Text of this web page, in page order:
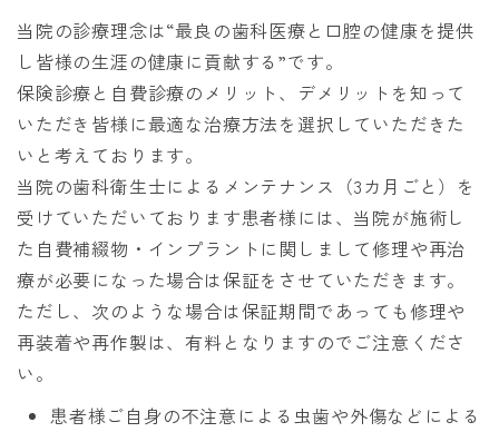
当院の診療理念は“最良の歯科医療と口腔の健康を提供
し皆様の生涯の健康に貢献する”です。
保険診療と自費診療のメリット、デメリットを知って
いただき皆様に最適な治療方法を選択していただきた
いと考えております。
当院の歯科衛生士によるメンテナンス（3カ月ごと）を
受けていただいております患者様には、当院が施術し
た自費補綴物・インプラントに関しまして修理や再治
療が必要になった場合は保証をさせていただきます。
ただし、次のような場合は保証期間であっても修理や
再装着や再作製は、有料となりますのでご注意くださ
い。
患者様ご自身の不注意による虫歯や外傷などによる